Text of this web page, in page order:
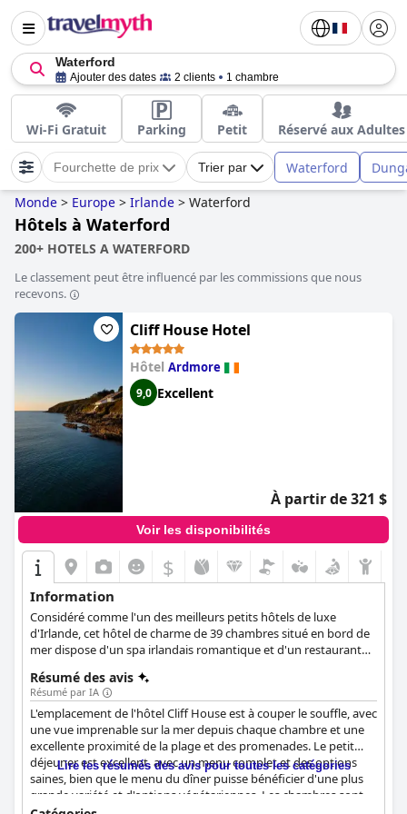
Waterford
Ajouter des dates 2 clients 1 chambre
Wi-Fi Gratuit Parking Petit Réservé aux Adultes
Fourchette de prix Trier par Waterford
Monde > Europe > Irlande > Waterford
Hôtels à Waterford
200+ HOTELS A WATERFORD
Le classement peut être influencé par les commissions que nous
recevons.
Cliff House Hotel
Hôtel Ardmore
9,0 Excellent
À partir de 321 $
Voir les disponibilités
$
Information
Considéré comme l'un des meilleurs petits hôtels de luxe
d'Irlande, cet hôtel de charme de 39 chambres situé en bord de
mer dispose d'un spa irlandais romantique et d'un restaurant
Résumé des avis
Résumé par IA
L'emplacement de l'hôtel Cliff House est à couper le souffle, avec
une vue imprenable sur la mer depuis chaque chambre et une
excellente proximité de la plage et des promenades. Le petit
déjeuner est excellent, avec un menu complet et des options
saines, bien que le menu du dîner puisse bénéficier d'une plus
grande variété et d'options végétariennes. Les chambres sont
Lire les résumés des avis pour toutes les catégories